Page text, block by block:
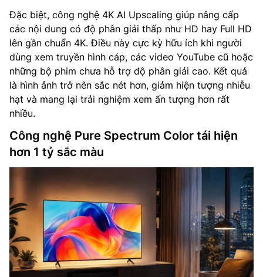
Đặc biệt, công nghệ 4K AI Upscaling giúp nâng cấp
các nội dung có độ phân giải thấp như HD hay Full HD
lên gần chuẩn 4K. Điều này cực kỳ hữu ích khi người
dùng xem truyền hình cáp, các video YouTube cũ hoặc
những bộ phim chưa hỗ trợ độ phân giải cao. Kết quả
là hình ảnh trở nên sắc nét hơn, giảm hiện tượng nhiễu
hạt và mang lại trải nghiệm xem ấn tượng hơn rất
nhiều.
Công nghệ Pure Spectrum Color tái hiện
hơn 1 tỷ sắc màu